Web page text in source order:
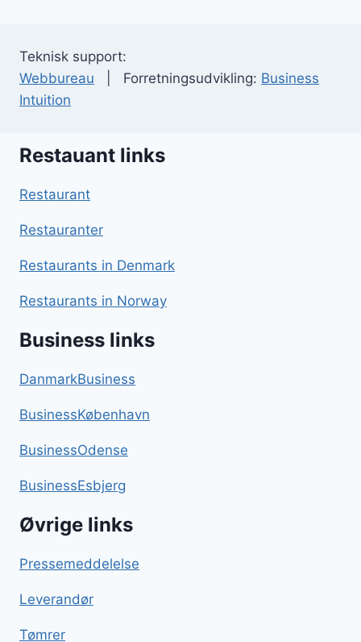
Teknisk support:
Webbureau | Forretningsudvikling: Business
Intuition
Restauant links
Restaurant
Restauranter
Restaurants in Denmark
Restaurants in Norway
Business links
DanmarkBusiness
BusinessKøbenhavn
BusinessOdense
BusinessEsbjerg
Øvrige links
Pressemeddelelse
Leverandør
Tømrer